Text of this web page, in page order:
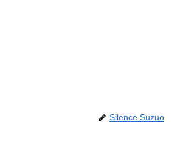
Silence Suzuo